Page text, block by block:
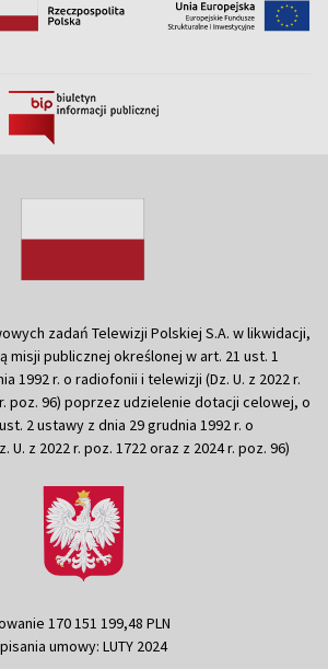
zadań Telewizji Polskiej S.A. w likwidacji,
misji publicznej określonej w art. 21 ust. 1
1992 r. o radiofonii i telewizji (Dz. U. z 2022 r.
poz. 96) poprzez udzielenie dotacji celowej, o
2 ustawy z dnia 29 grudnia 1992 r. o
z 2022 r. poz. 1722 oraz z 2024 r. poz. 96)
170 151 199,48 PLN
umowy: LUTY 2024